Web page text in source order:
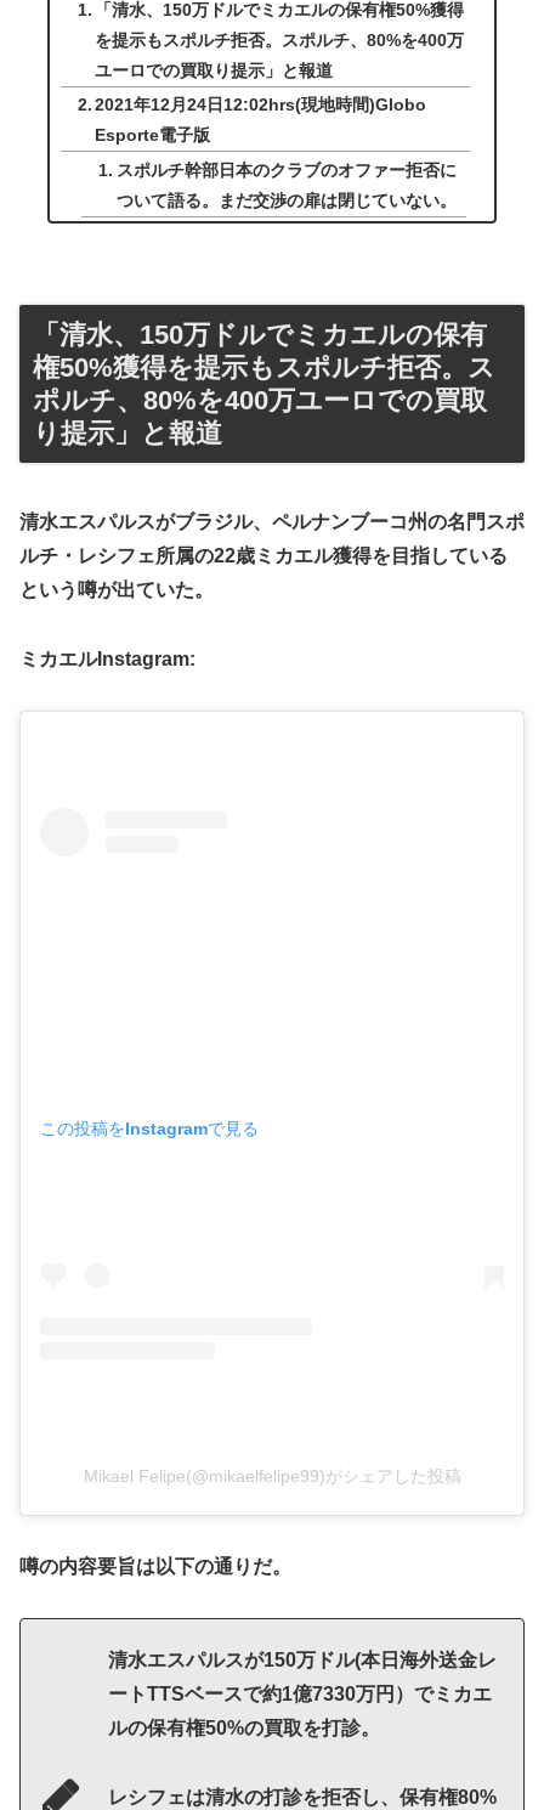
「清水、150万ドルでミカエルの保有権50%獲得
を提示もスポルチ拒否。スポルチ、80%を400万
ユーロでの買取り提示」と報道
2021年12月24日12:02hrs(現地時間)Globo
Esporte電子版
スポルチ幹部日本のクラブのオファー拒否に
ついて語る。まだ交渉の扉は閉じていない。
「清水、150万ドルでミカエルの保有
権50%獲得を提示もスポルチ拒否。ス
ポルチ、80%を400万ユーロでの買取
り提示」と報道
清水エスパルスがブラジル、ペルナンブーコ州の名門スポ
ルチ・レシフェ所属の22歳ミカエル獲得を目指している
という噂が出ていた。
ミカエルInstagram:
この投稿をInstagramで見る
Mikael Felipe(@mikaelfelipe99)がシェアした投稿
噂の内容要旨は以下の通りだ。
清水エスパルスが150万ドル(本日海外送金レ
ートTTSベースで約1億7330万円）でミカエ
ルの保有権50%の買取を打診。
レシフェは清水の打診を拒否し、保有権80%